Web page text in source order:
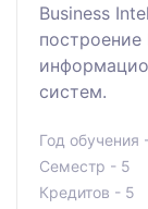
Business
построение
систем.
Год обучения
Семестр - 5
Кредитов - 5